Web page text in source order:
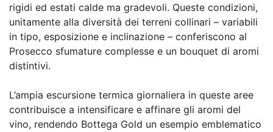
rigidi ed estati calde ma gradevoli. Queste condizioni,
unitamente alla diversità dei terreni collinari – variabili
in tipo, esposizione e inclinazione – conferiscono al
Prosecco sfumature complesse e un bouquet di aromi
distintivi.
L’ampia escursione termica giornaliera in queste aree
contribuisce a intensificare e affinare gli aromi del
vino, rendendo Bottega Gold un esempio emblematico